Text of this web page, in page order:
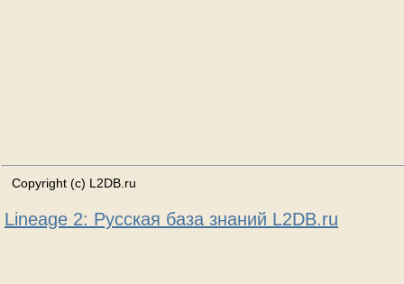
Copyright (c) L2DB.ru
Lineage 2: Русская база знаний L2DB.ru